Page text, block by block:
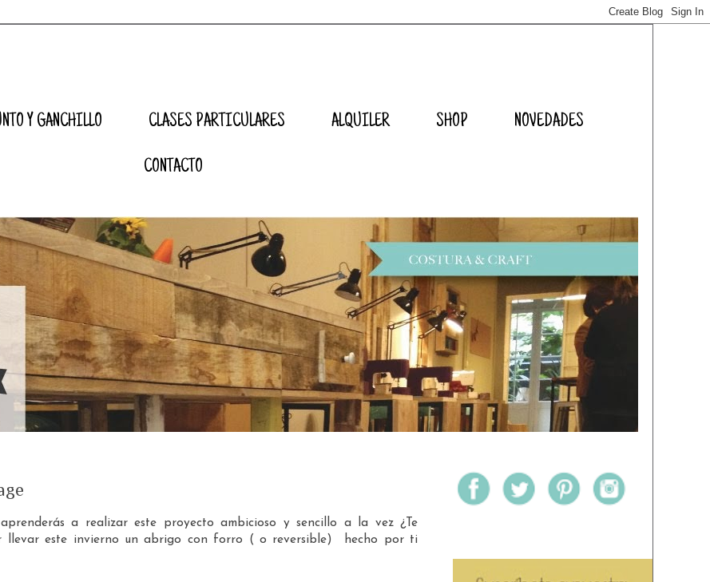
Y GANCHILLO CLASES PARTICULARES ALQUILER SHOP NOVEDADES
CONTACTO
a realizar este proyecto ambicioso y sencillo a la vez ¿Te
llevar este invierno un abrigo con forro ( o reversible) hecho por ti